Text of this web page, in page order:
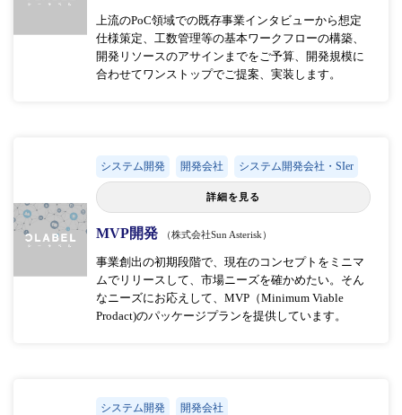
上流のPoC領域での既存事業インタビューから想定
仕様策定、工数管理等の基本ワークフローの構築、
開発リソースのアサインまでをご予算、開発規模に
合わせてワンストップでご提案、実装します。
システム開発 開発会社 システム開発会社・SIer
詳細を見る
MVP開発 （株式会社Sun Asterisk）
事業創出の初期段階で、現在のコンセプトをミニマ
ムでリリースして、市場ニーズを確かめたい。そん
なニーズにお応えして、MVP（Minimum Viable
Prodact)のパッケージプランを提供しています。
システム開発 開発会社